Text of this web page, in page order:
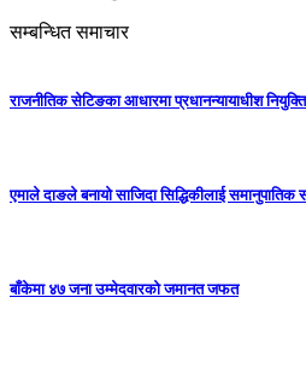
सम्बन्धित समाचार
राजनीतिक सेटिङका आधारमा प्रधानन्यायाधीश
एमाले दाङले बनायाे साजिदा सिद्धिकीलाई समानुपातिक
बाँकेमा ४७ जना उम्मेदवारको जमानत जफत